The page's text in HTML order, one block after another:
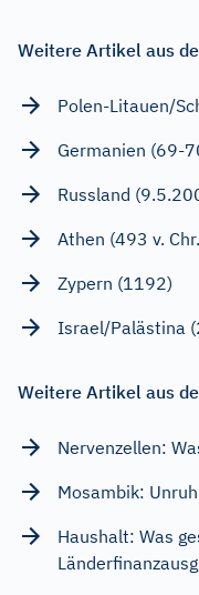
Weitere Artikel aus
Polen-Litauen/
Germanien (69-
Russland
Athen (493 v.
Zypern (1192)
Israel/Palästina
Weitere Artikel aus
Nervenzellen:
Mosambik:
Haushalt: Was